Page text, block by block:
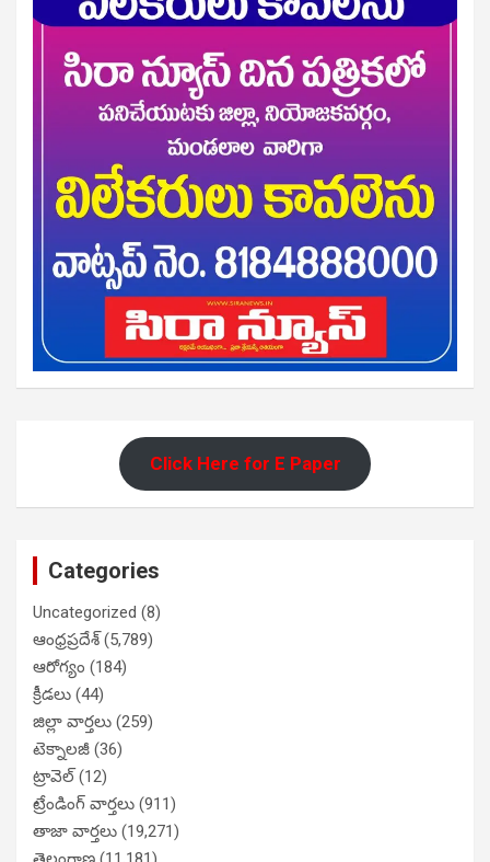
Click Here for E Paper
Categories
Uncategorized (8)
ఆంధ్రప్రదేశ్(5,789)
ఆరోగ్యం (184)
క్రీడలు (44)
జిల్లా వార్తలు (259)
టెక్నాలజీ (36)
ట్రావెల్(12)
ట్రేండింగ్ వార్తలు (911)
తాజా వార్తలు (19,271)